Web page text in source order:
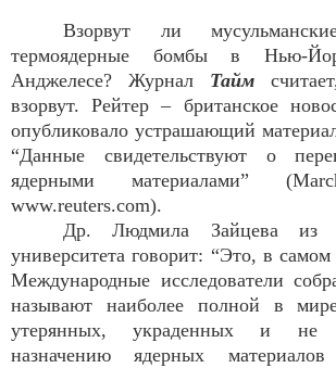
Взорвут ли
термоядерные бомбы в Нью-
Анджелесе? Журнал Тайм
взорвут. Рейтер – британское
опубликовало устрашающий
“Данные свидетельствуют о
ядерными материалами”
www.reuters.com).
Др. Людмила Зайцева из
университета говорит: “Это, в
Международные исследователи
называют наиболее полной в
утерянных, украденных и
назначению ядерных